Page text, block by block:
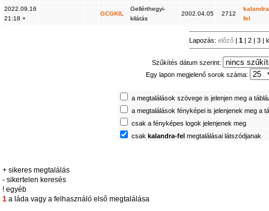
2022.09.16
21:18 +
GCGKIL
Gellérthegyi-
kilátás
2002.04.05 2712
fel
Lapozás:előző |1 | 2 | 3 |
Szűkítés dátum szerint:
Egy lapon megjelenő sorok száma:
a megtalálások szövege is jelenjen meg a
a megtalálások fényképei is jelenjenek meg a
csak a fényképes logok jelenjenek meg
csakkalandra-fel megtalálásai látszódjanak
+ sikeres megtalálás
- sikertelen keresés
! egyéb
1 a láda vagy a felhasználó első megtalálása